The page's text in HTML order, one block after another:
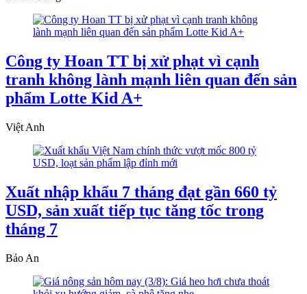
Công ty Hoan TT bị xử phạt vì cạnh
tranh không lành mạnh liên quan đến sản
phẩm Lotte Kid A+
Việt Anh
Xuất nhập khẩu 7 tháng đạt gần 660 tỷ
USD, sản xuất tiếp tục tăng tốc trong
tháng 7
Bảo An